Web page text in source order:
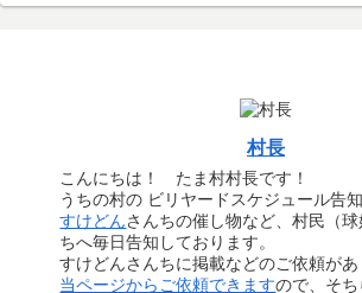
村長
こんにちは！ たま村村長です！
うちの村の ビリヤードスケジュール告
すけどんさんちの催し物など、村民（
ちへ毎日告知しております。
すけどんさんちに掲載などのご依頼があ
当ページからご依頼できますので、そち